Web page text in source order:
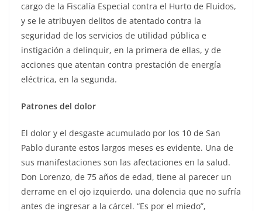
cargo de la Fiscalía Especial contra el Hurto de Fluidos,
y se le atribuyen delitos de atentado contra la
seguridad de los servicios de utilidad pública e
instigación a delinquir, en la primera de ellas, y de
acciones que atentan contra prestación de energía
eléctrica, en la segunda.
Patrones del dolor
El dolor y el desgaste acumulado por los 10 de San
Pablo durante estos largos meses es evidente. Una de
sus manifestaciones son las afectaciones en la salud.
Don Lorenzo, de 75 años de edad, tiene al parecer un
derrame en el ojo izquierdo, una dolencia que no sufría
antes de ingresar a la cárcel. “Es por el miedo”,